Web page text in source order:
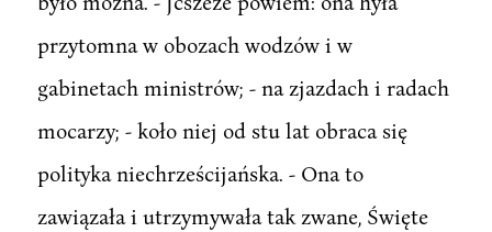
przytomna w obozach wodzów i w
gabinetach ministrów; - na zjazdach i radach
mocarzy; - koło niej od stu lat obraca się
polityka niechrześcijańska. - Ona to
zawiązała i utrzymywała tak zwane, Święte